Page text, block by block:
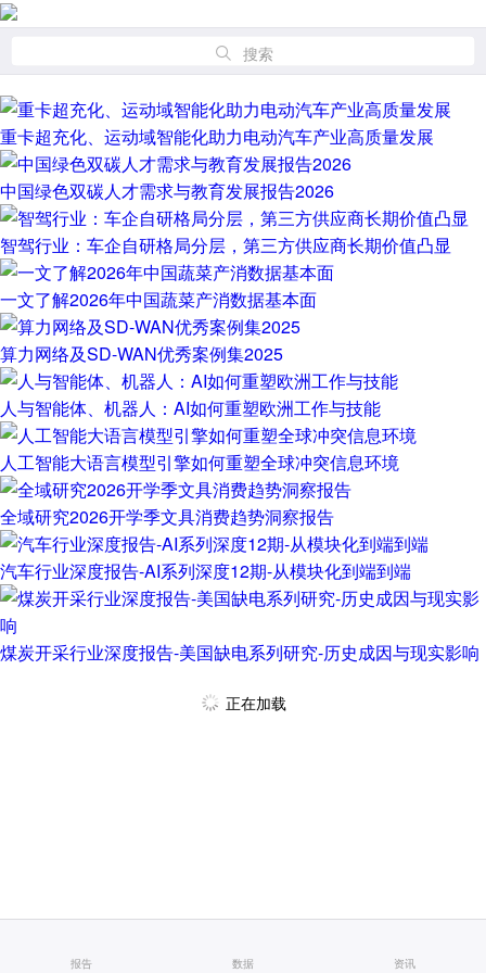
搜索
重卡超充化、运动域智能化助力电动汽车产业高质量发展
中国绿色双碳人才需求与教育发展报告2026
智驾行业：车企自研格局分层，第三方供应商长期价值凸显
一文了解2026年中国蔬菜产消数据基本面
算力网络及SD-WAN优秀案例集2025
人与智能体、机器人：AI如何重塑欧洲工作与技能
人工智能大语言模型引擎如何重塑全球冲突信息环境
全域研究2026开学季文具消费趋势洞察报告
汽车行业深度报告-AI系列深度12期-从模块化到端到端
煤炭开采行业深度报告-美国缺电系列研究-历史成因与现实影响
正在加载
报告 数据 资讯